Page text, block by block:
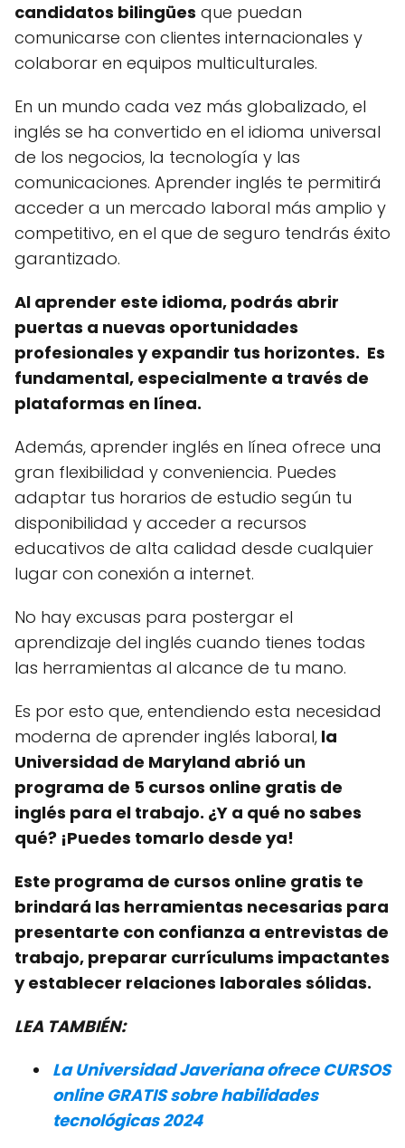
candidatos bilingües que puedan
comunicarse con clientes internacionales y
colaborar en equipos multiculturales.
En un mundo cada vez más globalizado, el
inglés se ha convertido en el idioma universal
de los negocios, la tecnología y las
comunicaciones. Aprender inglés te permitirá
acceder a un mercado laboral más amplio y
competitivo, en el que de seguro tendrás éxito
garantizado.
Al aprender este idioma, podrás abrir
puertas a nuevas oportunidades
profesionales y expandir tus horizontes. Es
fundamental, especialmente a través de
plataformas en línea.
Además, aprender inglés en línea ofrece una
gran flexibilidad y conveniencia. Puedes
adaptar tus horarios de estudio según tu
disponibilidad y acceder a recursos
educativos de alta calidad desde cualquier
lugar con conexión a internet.
No hay excusas para postergar el
aprendizaje del inglés cuando tienes todas
las herramientas al alcance de tu mano.
Es por esto que, entendiendo esta necesidad
moderna de aprender inglés laboral, la
Universidad de Maryland abrió un
programa de 5 cursos online gratis de
inglés para el trabajo. ¿Y a qué no sabes
qué? ¡Puedes tomarlo desde ya!
Este programa de cursos online gratis te
brindará las herramientas necesarias para
presentarte con confianza a entrevistas de
trabajo, preparar currículums impactantes
y establecer relaciones laborales sólidas.
LEA TAMBIÉN:
La Universidad Javeriana ofrece CURSOS
online GRATIS sobre habilidades
tecnológicas 2024